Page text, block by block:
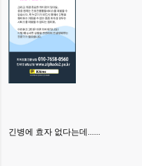
긴병에 효자 없다는데......